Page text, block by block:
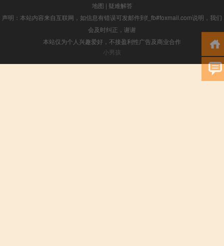
地图 | 疑难解答
声明：本站内容来自互联网，如信息有错误可发邮件到f_fb#foxmail.com说明，我们
会及时纠正，谢谢
本站仅为个人兴趣爱好，不接盈利性广告及商业合作
小男孩